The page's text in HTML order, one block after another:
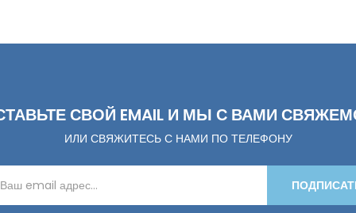
СВОЙ EMAIL И МЫ С ВАМИ
ИЛИ СВЯЖИТЕСЬ С НАМИ ПО ТЕЛЕФОНУ